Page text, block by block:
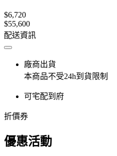
$6,720
$55,600
配送資訊
廠商出貨
本商品不受24h到貨限制
可宅配到府
折價券
優惠活動